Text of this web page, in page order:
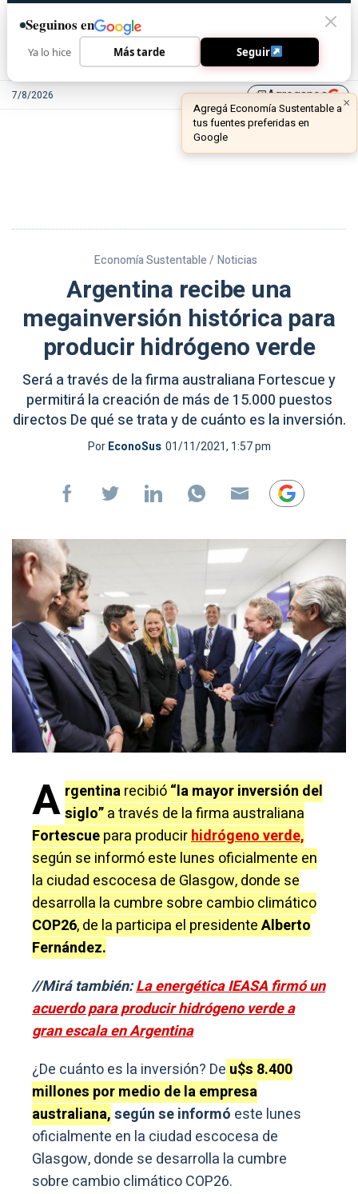
7/8/2026 library_addAgreganos
Economía Sustentable / Noticias
Argentina recibe una
megainversión histórica para
producir hidrógeno verde
Será a través de la firma australiana Fortescue y
permitirá la creación de más de 15.000 puestos
directos De qué se trata y de cuánto es la inversión.
PorEconoSus 01/11/2021, 1:57 pm
A rgentinarecibió“la mayor inversión del
siglo”a través de la firma australiana
Fortescuepara producirhidrógeno verde,
según se informó este lunes oficialmente en
la ciudad escocesa de Glasgow, donde se
desarrolla la cumbre sobre cambio climático
COP26, de la participa el presidenteAlberto
Fernández.
//Mirá también:La energética IEASA firmó un
acuerdo para producir hidrógeno verde a
gran escala en Argentina
¿De cuánto es la inversión? De u$s 8.400
millones por medio de la empresa
australiana,según se informó este lunes
oficialmente en la ciudad escocesa de
Glasgow, donde se desarrolla la cumbre
sobre cambio climático COP26.
Seguinos en
Ya lo hice Más tarde Seguir